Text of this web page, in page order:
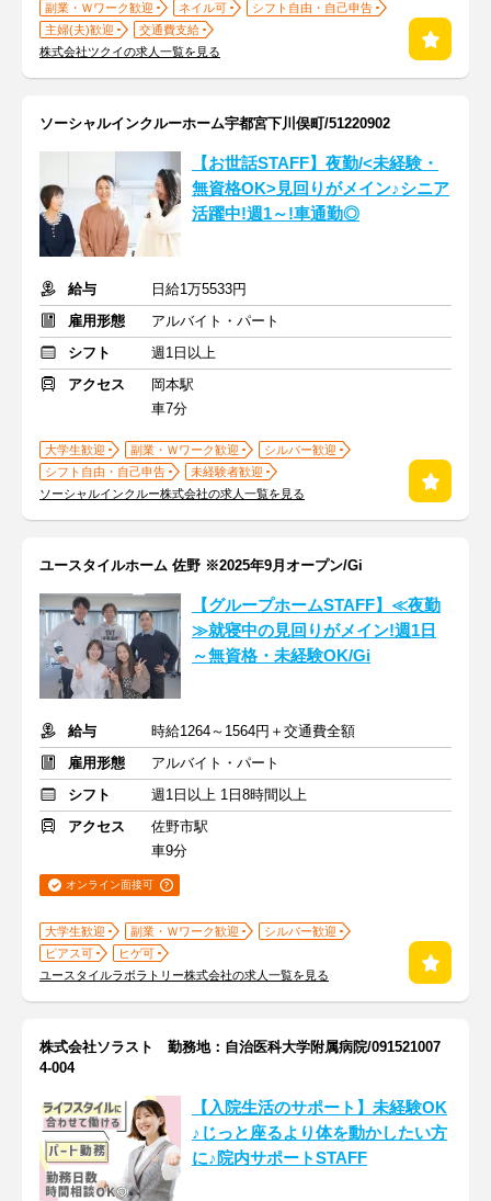
副業・Ｗワーク歓迎 ネイル可
シフト自由・自己申告
主婦(夫)歓迎
交通費支給
株式会社ツクイの求人一覧を見る
ソーシャルインクルーホーム宇都宮下川俣町/51220902
【お世話STAFF】夜勤/<未経験・
無資格OK>見回りがメイン♪シニア
活躍中!週1～!車通勤◎
給与
日給1万5533円
雇用形態
アルバイト・パート
シフト
週1日以上
アクセス
岡本駅
車7分
大学生歓迎 副業・Ｗワーク歓迎
シルバー歓迎
シフト自由・自己申告
未経験者歓迎
ソーシャルインクルー株式会社の求人一覧を見る
ユースタイルホーム 佐野 ※2025年9月オープン/Gi
【グループホームSTAFF】≪夜勤
≫就寝中の見回りがメイン!週1日
～無資格・未経験OK/Gi
給与
時給1264～1564円＋交通費全額
雇用形態
アルバイト・パート
シフト
週1日以上 1日8時間以上
アクセス
佐野市駅
車9分
オンライン面接可
大学生歓迎 副業・Ｗワーク歓迎
シルバー歓迎
ピアス可
ヒゲ可
ユースタイルラボラトリー株式会社の求人一覧を見る
株式会社ソラスト 勤務地：自治医科大学附属病院/091521007
4-004
【入院生活のサポート】未経験OK
♪じっと座るより体を動かしたい方
に♪院内サポートSTAFF